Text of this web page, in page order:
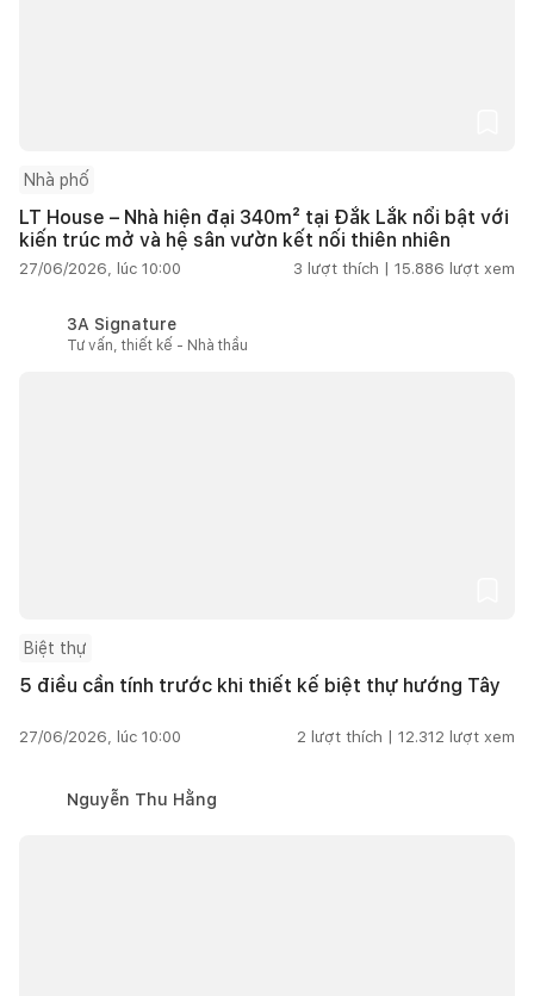
Nhà phố
LT House – Nhà hiện đại 340m² tại Đắk Lắk nổi bật với
kiến trúc mở và hệ sân vườn kết nối thiên nhiên
27/06/2026, lúc 10:00 3 lượt thích | 15.886 lượt xem
3A Signature
Tư vấn, thiết kế - Nhà thầu
Biệt thự
5 điều cần tính trước khi thiết kế biệt thự hướng Tây
27/06/2026, lúc 10:00 2 lượt thích | 12.312 lượt xem
Nguyễn Thu Hằng